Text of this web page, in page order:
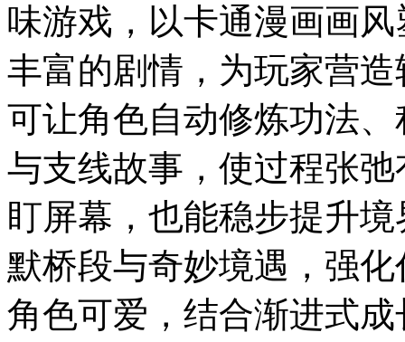
味游戏，以卡通漫画画
丰富的剧情，为玩家营
可让角色自动修炼功法
与支线故事，使过程张
盯屏幕，也能稳步提升
默桥段与奇妙境遇，强
角色可爱，结合渐进式